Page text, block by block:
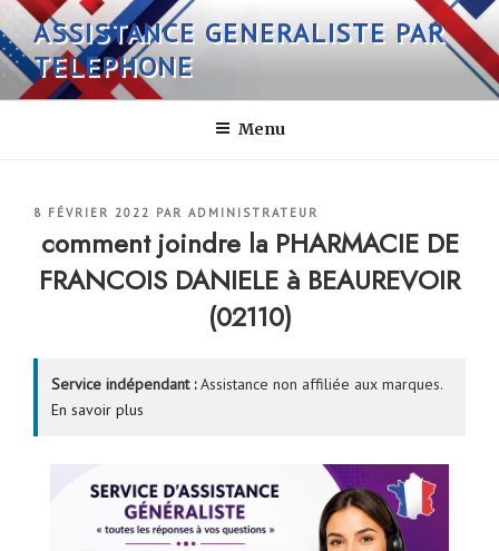
Aller
au
contenu
principal
ASSISTANCE GENERALISTE PAR
TELEPHONE
Menu
PUBLIÉ
8 FÉVRIER 2022 PAR ADMINISTRATEUR
comment joindre la PHARMACIE DE
FRANCOIS DANIELE à BEAUREVOIR
(02110)
Service indépendant :Assistance non affiliée aux marques.
En savoir plus